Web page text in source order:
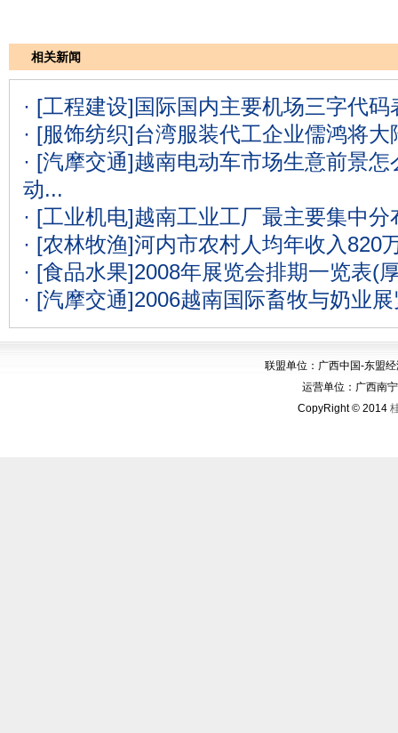
相关新闻
· [工程建设]国际国内主要机场三字代码
· [服饰纺织]台湾服装代工企业儒鸿将
· [汽摩交通]越南电动车市场生意前景怎
动...
· [工业机电]越南工业工厂最主要集中分
· [农林牧渔]河内市农村人均年收入820
· [食品水果]2008年展览会排期一览表(
· [汽摩交通]2006越南国际畜牧与奶业
联盟单位：广西中国-东盟
运营单位：广西南
CopyRight © 2014